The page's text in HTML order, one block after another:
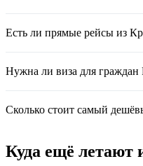
Есть ли прямые рейсы из
Нужна ли виза для
Сколько стоит самый
Куда ещё летают